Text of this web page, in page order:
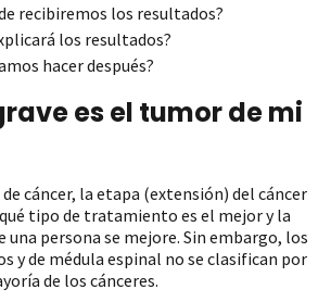
recibiremos los resultados?
los resultados?
hacer después?
es el tumor de mi
cáncer, la etapa (extensión) del cáncer
tipo de tratamiento es el mejor y la
una persona se mejore. Sin embargo, los
y de médula espinal no se clasifican por
de los cánceres.